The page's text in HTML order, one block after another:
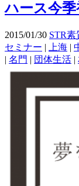
ハース今
2015/01/30 STR
セミナー | 上海 |
| 名門 | 団体生活 |